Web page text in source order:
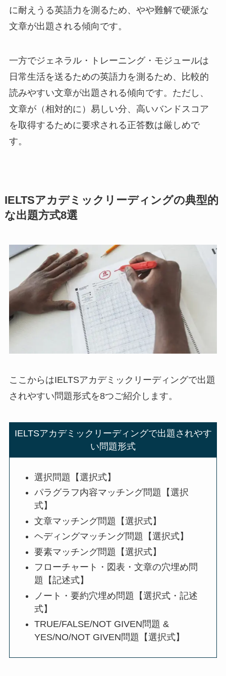
に耐えうる英語力を測るため、やや難解で硬派な
文章が出題される傾向です。
一方でジェネラル・トレーニング・モジュールは
日常生活を送るための英語力を測るため、比較的
読みやすい文章が出題される傾向です。ただし、
文章が（相対的に）易しい分、高いバンドスコア
を取得するために要求される正答数は厳しめで
す。
IELTSアカデミックリーディングの典型的
な出題方式8選
ここからはIELTSアカデミックリーディングで出題
されやすい問題形式を8つご紹介します。
IELTSアカデミックリーディングで出題されやす
い問題形式
選択問題【選択式】
パラグラフ内容マッチング問題【選択
式】
文章マッチング問題【選択式】
ヘディングマッチング問題【選択式】
要素マッチング問題【選択式】
フローチャート・図表・文章の穴埋め問
題【記述式】
ノート・要約穴埋め問題【選択式・記述
式】
TRUE/FALSE/NOT GIVEN問題 &
YES/NO/NOT GIVEN問題【選択式】